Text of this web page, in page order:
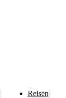
Reisen